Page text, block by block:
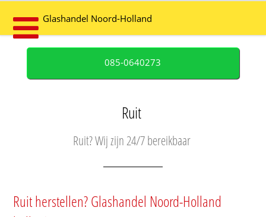
Glashandel Noord-Holland
085-0640273
Ruit
Ruit? Wij zijn 24/7 bereikbaar
Ruit herstellen? Glashandel Noord-Holland